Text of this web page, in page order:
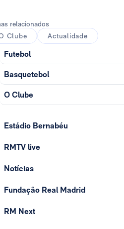
relacionados
Clube
Actualidade
Futebol
Basquetebol
O Clube
Estádio Bernabéu
RMTV live
Notícias
Fundação Real Madrid
RM Next